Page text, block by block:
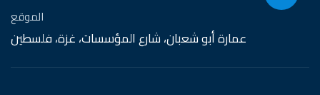
الموقع
عمارة أبو شعبان، شارع المؤسسات، غزة، فلسطين